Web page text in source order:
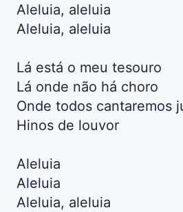
Aleluia, aleluia
Aleluia, aleluia
Lá está o meu tesouro
Lá onde não há choro
Onde todos cantaremos
Hinos de louvor
Aleluia
Aleluia
Aleluia, aleluia